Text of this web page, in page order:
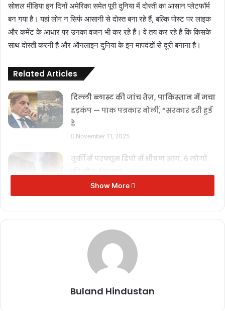
सोशल मीडिया इन दिनों अमेरिका समेत पूरी दुनिया में दोस्ती का आसान प्लेटफॉर्म
बन गया है। यहां लोग न सिर्फ आसानी से दोस्त बना रहे हैं, बल्कि पोस्ट पर लाइक
और कमेंट के आधार पर उनका वजन भी कर रहे हैं। वे तय कर रहे हैं कि किसके
साथ दोस्ती करनी है और ऑनलाइन दुनिया के इन मापदंडों से दूरी बनाना है।
Related Articles
दिल्ली ब्लास्ट की जांच तेज़, पाकिस्तान में मचा
हड़कंप — पाक पत्रकार बोलीं, “सरकार डरी हुई
है
November 11, 2025
तुर्की में परफ्यूम डिपो में भीषण आग, 6 लोगों
November 8, 2025
लड़ाकू विमानों को और खतरनाक
October 13, 2025
पाकिस्तान में हिंसा: गाजा युद्धविराम के विरोध
में सैकड़ों वाहन जलाए, पुलिसकर्मी की हत्या
Show More
Buland Hindustan